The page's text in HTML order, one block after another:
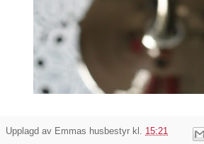
Upplagd av Emmas husbestyr kl. 15:21